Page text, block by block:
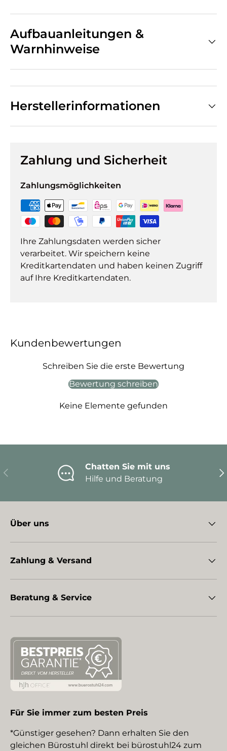
Aufbauanleitungen &
Warnhinweise
Herstellerinformationen
Zahlung und Sicherheit
Zahlungsmöglichkeiten
Ihre Zahlungsdaten werden sicher
verarbeitet. Wir speichern keine
Kreditkartendaten und haben keinen Zugriff
auf Ihre Kreditkartendaten.
Kundenbewertungen
Schreiben Sie die erste Bewertung
Bewertung schreiben
Keine Elemente gefunden
Vorherige
Chatten Sie mit uns
Hilfe und Beratung
Über uns
Zahlung & Versand
Beratung & Service
Für Sie immer zum besten Preis
*Günstiger gesehen? Dann erhalten Sie den
gleichen Bürostuhl direkt bei bürostuhl24 zum